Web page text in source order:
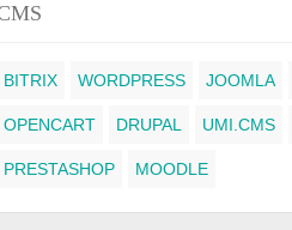
BITRIX WORDPRESS JOOMLA
OPENCART DRUPAL UMI.CMS
PRESTASHOP MOODLE